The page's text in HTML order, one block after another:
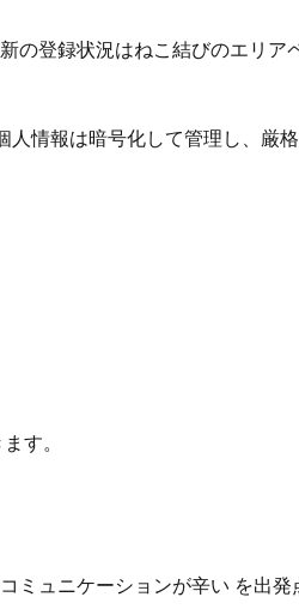
登録状況はねこ結びのエリア
情報は暗号化して管理し、厳
す。
ミュニケーションが辛い を出